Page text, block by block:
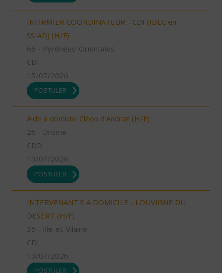
INFIRMIER COORDINATEUR - CDI (IDEC en
SSIAD) (H/F)
66 - Pyrénées-Orientales
CDI
15/07/2026
POSTULER
Aide à domicile Cléon d'Andran (H/F)
26 - Drôme
CDD
13/07/2026
POSTULER
INTERVENANT.E A DOMICILE - LOUVIGNE DU
DESERT (H/F)
35 - Ille-et-Vilaine
CDI
13/07/2026
POSTULER